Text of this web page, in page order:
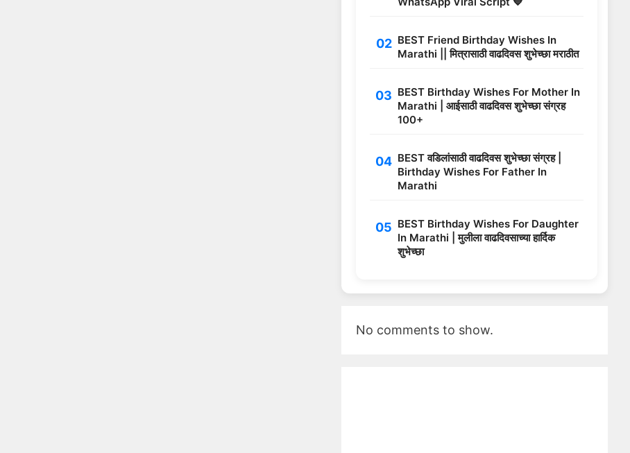
BEST Friend Birthday Wishes In
Marathi || मित्रासाठी वाढदिवस शुभेच्छा मराठीत
BEST Birthday Wishes For Mother In
Marathi | आईसाठी वाढदिवस शुभेच्छा संग्रह
100+
BEST वडिलांसाठी वाढदिवस शुभेच्छा संग्रह |
Birthday Wishes For Father In
Marathi
BEST Birthday Wishes For Daughter
In Marathi | मुलीला वाढदिवसाच्या हार्दिक
शुभेच्छा
No comments to show.